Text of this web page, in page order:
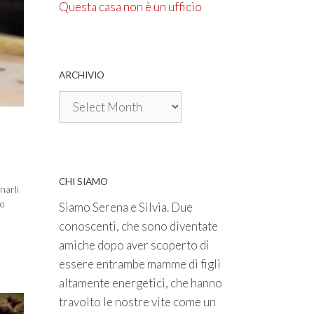
Questa casa non è un ufficio
ARCHIVIO
Archivio
CHI SIAMO
Siamo Serena e Silvia. Due
conoscenti, che sono diventate
amiche dopo aver scoperto di
essere entrambe mamme di figli
altamente energetici, che hanno
travolto le nostre vite come un